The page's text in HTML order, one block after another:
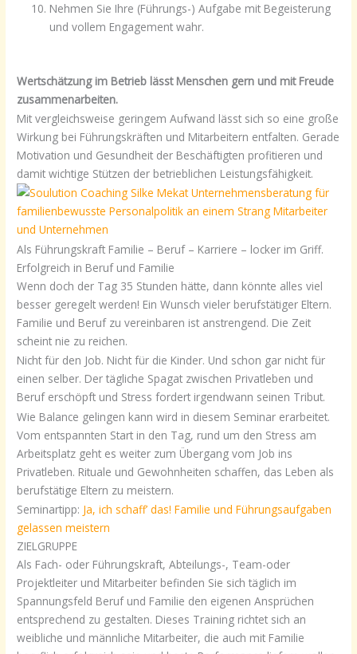
Nehmen Sie Ihre (Führungs-) Aufgabe mit Begeisterung
und vollem Engagement wahr.
Wertschätzung im Betrieb lässt Menschen gern und mit Freude
zusammenarbeiten.
Mit vergleichsweise geringem Aufwand lässt sich so eine große
Wirkung bei Führungskräften und Mitarbeitern entfalten. Gerade
Motivation und Gesundheit der Beschäftigten profitieren und
damit wichtige Stützen der betrieblichen Leistungsfähigkeit.
Als Führungskraft Familie – Beruf – Karriere – locker im Griff.
Erfolgreich in Beruf und Familie
Wenn doch der Tag 35 Stunden hätte, dann könnte alles viel
besser geregelt werden! Ein Wunsch vieler berufstätiger Eltern.
Familie und Beruf zu vereinbaren ist anstrengend. Die Zeit
scheint nie zu reichen.
Nicht für den Job. Nicht für die Kinder. Und schon gar nicht für
einen selber. Der tägliche Spagat zwischen Privatleben und
Beruf erschöpft und Stress fordert irgendwann seinen Tribut.
Wie Balance gelingen kann wird in diesem Seminar erarbeitet.
Vom entspannten Start in den Tag, rund um den Stress am
Arbeitsplatz geht es weiter zum Übergang vom Job ins
Privatleben. Rituale und Gewohnheiten schaffen, das Leben als
berufstätige Eltern zu meistern.
Seminartipp: Ja, ich schaff’ das! Familie und Führungsaufgaben
gelassen meistern
ZIELGRUPPE
Als Fach- oder Führungskraft, Abteilungs-, Team-oder
Projektleiter und Mitarbeiter befinden Sie sich täglich im
Spannungsfeld Beruf und Familie den eigenen Ansprüchen
entsprechend zu gestalten. Dieses Training richtet sich an
weibliche und männliche Mitarbeiter, die auch mit Familie